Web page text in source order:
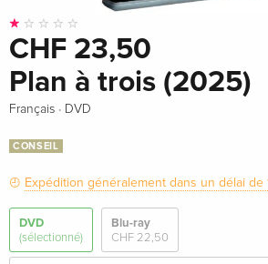
CHF 23,50
Plan à trois (2025)
Français · DVD
CONSEIL
Expédition généralement dans un délai de
DVD
(sélectionné)
Blu-ray
CHF 22,50